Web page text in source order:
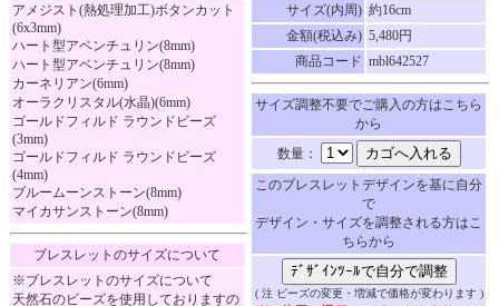
アメジスト(熱処理加工)ボタンカット
(6x3mm)
ハート型アベンチュリン(8mm)
ハート型アベンチュリン(8mm)
カーネリアン(6mm)
オーラクリスタル(水晶)(6mm)
ゴールドフィルド ラウンドビーズ
(3mm)
ゴールドフィルド ラウンドビーズ
(4mm)
ブルームーンストーン(8mm)
マイカサンストーン(8mm)
ブレスレットのサイズについて
※ブレスレットのサイズについて
天然石のビーズを使用しておりますの
サイズ(内周) 約16cm
金額(税込み) 5,480円
商品コード mbl642527
サイズ調整不要でご購入の方はこちら
から
数量：
このブレスレットデザインを基に自分
で
デザイン・サイズを調整される方はこ
ちらから
( 注 ビーズの変更・増減で価格が変わります )